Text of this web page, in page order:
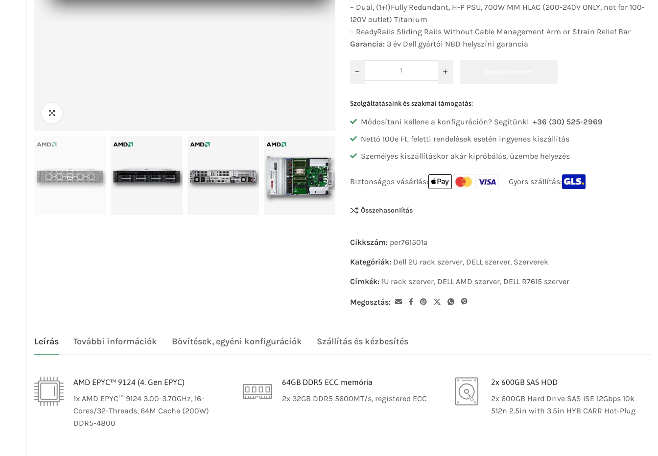
– Dual, (1+1)Fully Redundant, H-P PSU, 700W MM HLAC (200-240V ONLY, not for 100-
120V outlet) Titanium
– ReadyRails Sliding Rails Without Cable Management Arm or Strain Relief Bar
Garancia: 3 év Dell gyártói NBD helyszíni garancia
Szolgáltatásaink és szakmai támogatás:
Módosítani kellene a konfiguráción? Segítünk! +36 (30) 525-2969
Nettó 100e Ft. feletti rendelések esetén ingyenes kiszállítás
Személyes kiszállításkor akár kipróbálás, üzembe helyezés
Biztonságos vásárlás: Gyors szállítás:
Összehasonlítás
Cikkszám: per761501a
Kategóriák: Dell 2U rack szerver, DELL szerver, Szerverek
Címkék: 1U rack szerver, DELL AMD szerver, DELL R7615 szerver
Megosztás:
Leírás További információk Bővítések, egyéni konfigurációk Szállítás és kézbesítés
AMD EPYC™ 9124 (4. Gen EPYC)
1x AMD EPYC™ 9124 3.00-3.70GHz, 16-
Cores/32-Threads, 64M Cache (200W)
DDR5-4800
64GB DDR5 ECC memória
2x 32GB DDR5 5600MT/s, registered ECC
2x 600GB SAS HDD
2x 600GB Hard Drive SAS ISE 12Gbps 10k
512n 2.5in with 3.5in HYB CARR Hot-Plug